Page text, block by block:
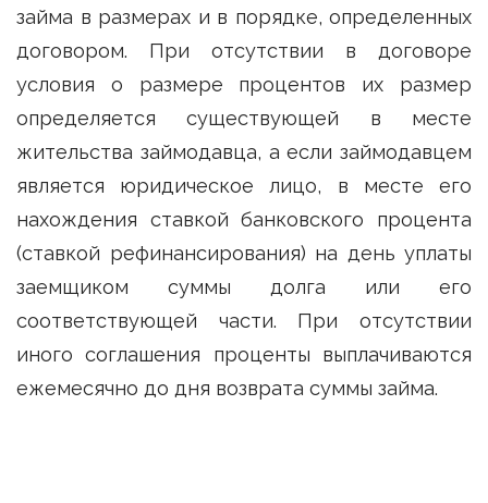
займа в размерах и в порядке, определенных
договором. При отсутствии в договоре
условия о размере процентов их размер
определяется существующей в месте
жительства займодавца, а если займодавцем
является юридическое лицо, в месте его
нахождения ставкой банковского процента
(ставкой рефинансирования) на день уплаты
заемщиком суммы долга или его
соответствующей части. При отсутствии
иного соглашения проценты выплачиваются
ежемесячно до дня возврата суммы займа.